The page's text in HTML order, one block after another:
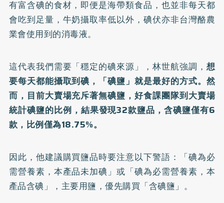
有富含碘的食材，即便是海帶類食品，也並非每天都
會吃到足量，牛奶攝取率低以外，碘伏亦非台灣酪農
業會使用到的消毒液。
這代表我們需要「穩定的碘來源」，林世航強調， 想
要每天都能攝取到碘，「碘鹽」就是最好的方式。然
而，目前大賣場充斥著無碘鹽，好食課團隊到大賣場
統計碘鹽的比例，結果發現32款鹽品，含碘鹽僅有6
款，比例僅為18.75%。
因此，他建議購買鹽品時要注意以下警語：「碘為必
需營養素，本產品未加碘」或「碘為必需營養素，本
產品含碘」，主要用鹽，優先購買「含碘鹽」。